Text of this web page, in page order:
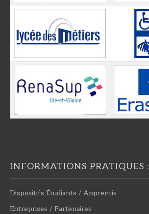
INFORMATIONS PRATIQUES :
Dispositifs Étudiants / Apprentis
Entreprises / Partenaires